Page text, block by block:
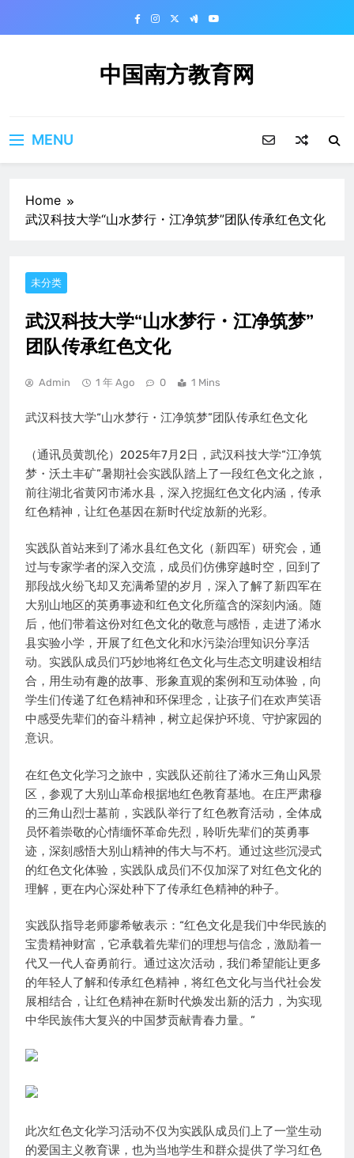
中国南方教育网
MENU
Home
武汉科技大学“山水梦行・江净筑梦”团队传承红色文化
未分类
武汉科技大学“山水梦行・江净筑梦”
团队传承红色文化
Admin 1 年 Ago 0 1 Mins
武汉科技大学“山水梦行・江净筑梦”团队传承红色文化
（通讯员黄凯伦）2025年7月2日，武汉科技大学“江净筑
梦・沃土丰矿”暑期社会实践队踏上了一段红色文化之旅，
前往湖北省黄冈市浠水县，深入挖掘红色文化内涵，传承
红色精神，让红色基因在新时代绽放新的光彩。
实践队首站来到了浠水县红色文化（新四军）研究会，通
过与专家学者的深入交流，成员们仿佛穿越时空，回到了
那段战火纷飞却又充满希望的岁月，深入了解了新四军在
大别山地区的英勇事迹和红色文化所蕴含的深刻内涵。随
后，他们带着这份对红色文化的敬意与感悟，走进了浠水
县实验小学，开展了红色文化和水污染治理知识分享活
动。实践队成员们巧妙地将红色文化与生态文明建设相结
合，用生动有趣的故事、形象直观的案例和互动体验，向
学生们传递了红色精神和环保理念，让孩子们在欢声笑语
中感受先辈们的奋斗精神，树立起保护环境、守护家园的
意识。
在红色文化学习之旅中，实践队还前往了浠水三角山风景
区，参观了大别山革命根据地红色教育基地。在庄严肃穆
的三角山烈士墓前，实践队举行了红色教育活动，全体成
员怀着崇敬的心情缅怀革命先烈，聆听先辈们的英勇事
迹，深刻感悟大别山精神的伟大与不朽。通过这些沉浸式
的红色文化体验，实践队成员们不仅加深了对红色文化的
理解，更在内心深处种下了传承红色精神的种子。
实践队指导老师廖希敏表示：“红色文化是我们中华民族的
宝贵精神财富，它承载着先辈们的理想与信念，激励着一
代又一代人奋勇前行。通过这次活动，我们希望能让更多
的年轻人了解和传承红色精神，将红色文化与当代社会发
展相结合，让红色精神在新时代焕发出新的活力，为实现
中华民族伟大复兴的中国梦贡献青春力量。”
此次红色文化学习活动不仅为实践队成员们上了一堂生动
的爱国主义教育课，也为当地学生和群众提供了学习红色